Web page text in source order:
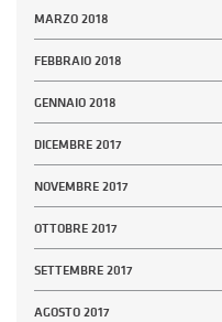
MARZO 2018
FEBBRAIO 2018
GENNAIO 2018
DICEMBRE 2017
NOVEMBRE 2017
OTTOBRE 2017
SETTEMBRE 2017
AGOSTO 2017